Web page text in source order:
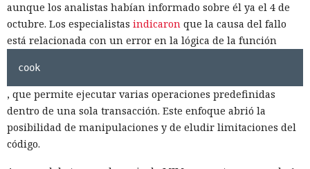
aunque los analistas habían informado sobre él ya el 4 de
octubre. Los especialistas indicaron que la causa del fallo
está relacionada con un error en la lógica de la función
cook
, que permite ejecutar varias operaciones predefinidas
dentro de una sola transacción. Este enfoque abrió la
posibilidad de manipulaciones y de eludir limitaciones del
código.